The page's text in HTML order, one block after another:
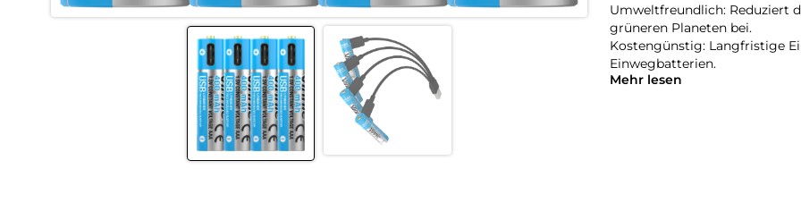
Umweltfreundlich: Reduziert
grüneren Planeten bei.
Kostengünstig: Langfristige
Einwegbatterien.
Bequemes Laden: Durch das
Mehr lesen